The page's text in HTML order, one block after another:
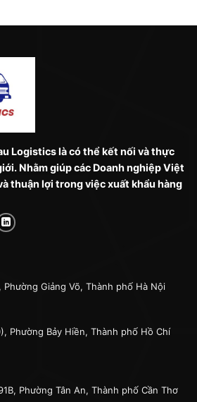
Logistics là có thể kết nối và thực
Nhằm giúp các Doanh nghiệp Việt
thuận lợi trong việc xuất khẩu hàng
Phường Giảng Võ, Thành phố Hà Nội
Phường Bảy Hiền, Thành phố Hồ Chí
Phường Tân An, Thành phố Cần Thơ